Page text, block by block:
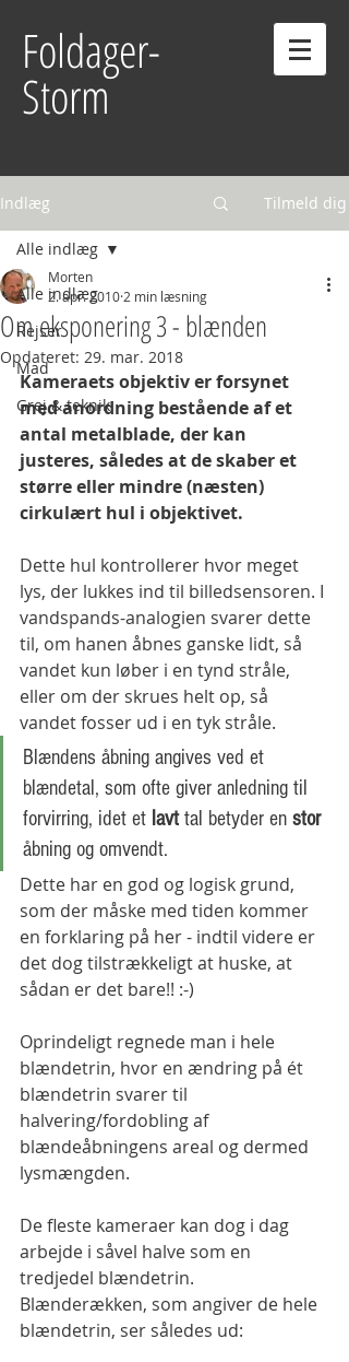
Foldager-
Storm
Indlæg Tilmeld dig
Alle indlæg
Rejser
Mad
Grej & teknik
Alle indlæg
Om eksponering 3 - blænden
Morten
2. apr. 2010 2 min læsning
Opdateret: 29. mar. 2018
Kameraets objektiv er forsynet
med anordning bestående af et
antal metalblade, der kan
justeres, således at de skaber et
større eller mindre (næsten)
cirkulært hul i objektivet.
Dette hul kontrollerer hvor meget
lys, der lukkes ind til billedsensoren. I
vandspands-analogien svarer dette
til, om hanen åbnes ganske lidt, så
vandet kun løber i en tynd stråle,
eller om der skrues helt op, så
vandet fosser ud i en tyk stråle.
Blændens åbning angives ved et
blændetal, som ofte giver anledning til
forvirring, idet et lavt tal betyder en stor
åbning og omvendt.
Dette har en god og logisk grund,
som der måske med tiden kommer
en forklaring på her - indtil videre er
det dog tilstrækkeligt at huske, at
sådan er det bare!! :-)
Oprindeligt regnede man i hele
blændetrin, hvor en ændring på ét
blændetrin svarer til
halvering/fordobling af
blændeåbningens areal og dermed
lysmængden.
De fleste kameraer kan dog i dag
arbejde i såvel halve som en
tredjedel blændetrin.
Blænderækken, som angiver de hele
blændetrin, ser således ud: